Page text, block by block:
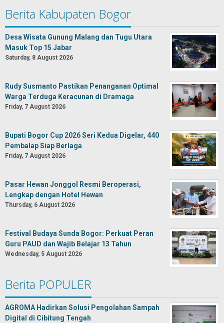
Berita Kabupaten Bogor
Desa Wisata Gunung Malang dan Tugu Utara
Masuk Top 15 Jabar
Saturday, 8 August 2026
Rudy Susmanto Pastikan Penanganan Optimal
Warga Terduga Keracunan di Dramaga
Friday, 7 August 2026
Bupati Bogor Cup 2026 Seri Kedua Digelar, 440
Pembalap Siap Berlaga
Friday, 7 August 2026
Pasar Hewan Jonggol Resmi Beroperasi,
Lengkap dengan Hotel Hewan
Thursday, 6 August 2026
Festival Budaya Sunda Bogor: Perkuat Peran
Guru PAUD dan Wajib Belajar 13 Tahun
Wednesday, 5 August 2026
Berita POPULER
AGROMA Hadirkan Solusi Pengolahan Sampah
Digital di Cibitung Tengah